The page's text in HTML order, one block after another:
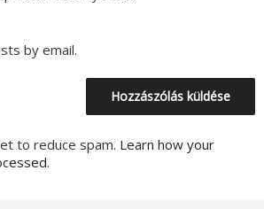
by email.
to reduce spam. Learn how your